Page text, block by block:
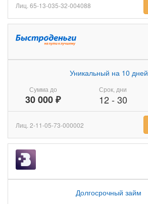
Лиц. 65-13-035-32-004088
Сумма до
30 000 ₽
Уникальный на 10 дней
Срок, дни
12- 30
Лиц. 2-11-05-73-000002
Долгосрочный займ